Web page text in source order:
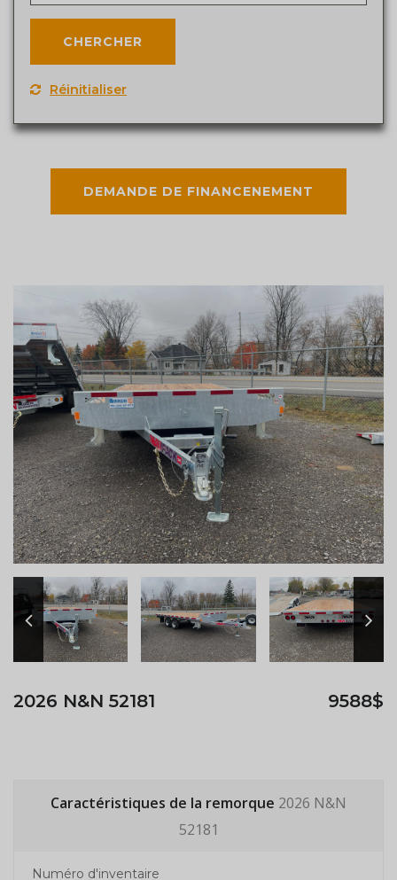
Réinitialiser
DEMANDE DE FINANCENEMENT
2026 N&N 52181 9588$
Caractéristiques de la remorque 2026 N&N
52181
Numéro d'inventaire